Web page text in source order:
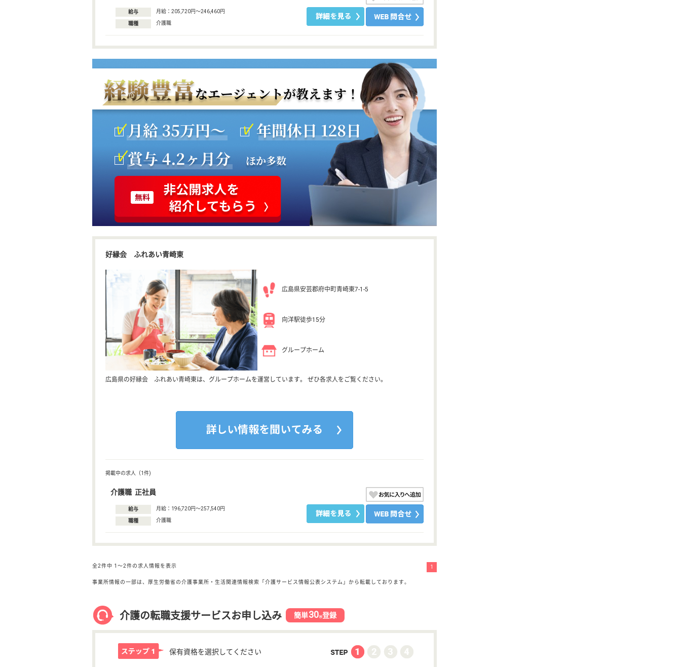
給与 月給：205,720円〜246,460円
職種 介護職
好縁会 ふれあい青崎東
広島県安芸郡府中町青崎東7-1-5
向洋駅徒歩15分
グループホーム
広島県の好縁会 ふれあい青崎東は、グループホームを運営しています。 ぜひ各求人をご覧ください。
掲載中の求人（1件)
介護職 正社員
給与 月給：196,720円〜257,540円
職種 介護職
全2件中 1〜2件の求人情報を表示 1
事業所情報の一部は、厚生労働省の介護事業所・生活関連情報検索「介護サービス情報公表システム」から転載しております。
介護の転職支援サービスお申し込み 簡単30秒登録
保有資格を選択してください